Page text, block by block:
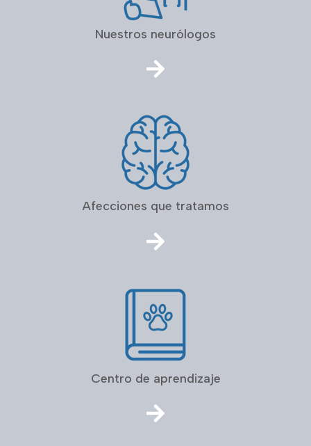
Nuestros neurólogos
Afecciones que tratamos
Centro de aprendizaje